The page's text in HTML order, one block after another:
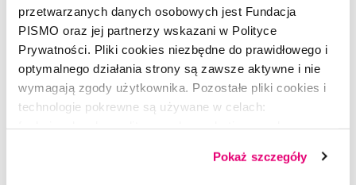
przetwarzanych danych osobowych jest Fundacja
PISMO oraz jej partnerzy wskazani w Polityce
Prywatności. Pliki cookies niezbędne do prawidłowego i
optymalnego działania strony są zawsze aktywne i nie
wymagają zgody użytkownika. Pozostałe pliki cookies i
technologie pokrewne są używane w celach:
dobrowolną zgodę na pliki cookies i technologie
Pokaż szczegóły